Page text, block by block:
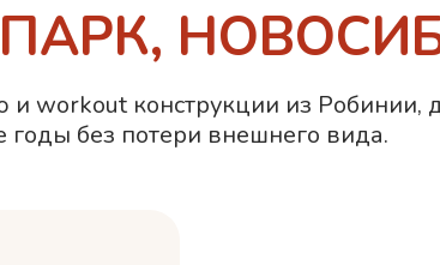
workout конструкции из Робинии,
годы без потери внешнего вида.